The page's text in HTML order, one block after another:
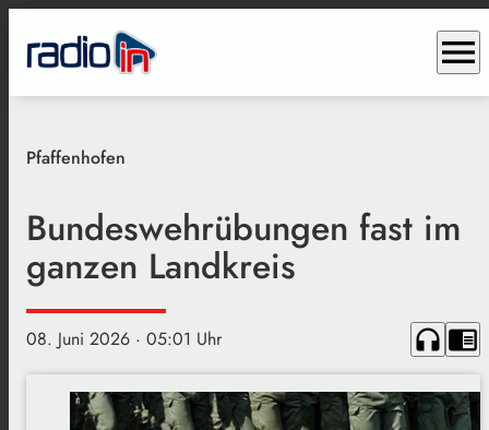
menu
Pfaffenhofen
Bundeswehrübungen fast im
ganzen Landkreis
08. Juni 2026 · 05:01 Uhr headphones chrome_reader_mode